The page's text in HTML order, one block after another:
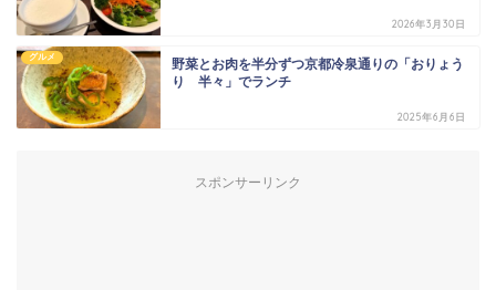
2026年3月30日
グルメ
野菜とお肉を半分ずつ京都冷泉通りの「おりょう
り 半々」でランチ
2025年6月6日
スポンサーリンク